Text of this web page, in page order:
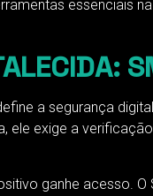
essenciais
a segurança
ele exige a
ganhe acesso.